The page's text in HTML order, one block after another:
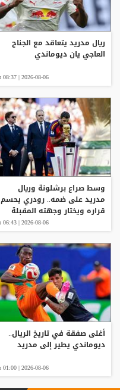
ريال مدريد يتعاقد مع الجناح
العاجي يان ديوماندي
2026-08-06 | 08:37 م
وسط صراع برشلونة وريال
مدريد على ضمه.. رودري يحسم
قراره ويختار وجهته المقبلة
2026-08-06 | 06:43 م
أغلى صفقة في تاريخ الريال..
ديوماندي يطير إلى مدريد
2026-08-06 | 01:00 م